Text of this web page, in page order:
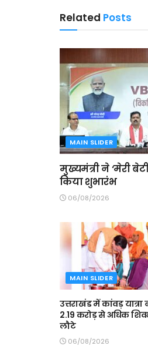
Related Posts
MAIN SLIDER
मुख्यमंत्री ने ‘मेरी
किया शुभारंभ
06/08/2026
MAIN SLIDER
उत्तराखंड में कांवड़
2.19 करोड़ से अधिक
लौटे
06/08/2026